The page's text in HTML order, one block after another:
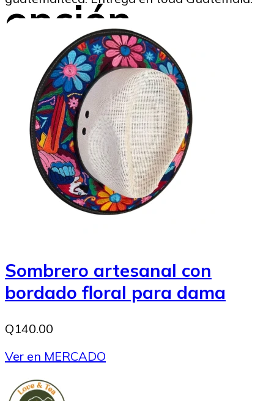
opción
Beatriz Tercero
25/11/2024
Image to Credit : Envato
Sombrero artesanal con
bordado floral para dama
Q140.00
Ver en MERCADO